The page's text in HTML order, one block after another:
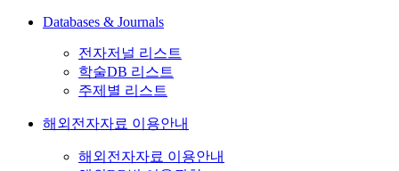
Databases & Journals
전자저널 리스트
학술DB 리스트
주제별 리스트
해외전자자료 이용안내
해외전자자료 이용안내